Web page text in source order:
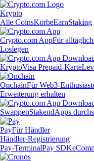
Krypto
Alle CoinsKörbeEarnStaking
Crypto.com AppFür
Loslegen
KryptoVisa Prepaid-Karte
OnchainFür Web3-
Erweiterung erhalten
SwappenStakendApps
PayFür Händler
Händler-Registrierung
Pay-TerminalPay SDK